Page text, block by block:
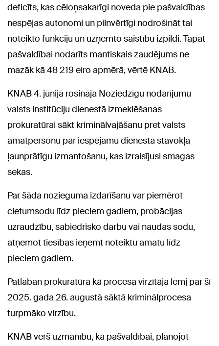
deficīts, kas cēloņsakarīgi noveda pie pašvaldības
nespējas autonomi un pilnvērtīgi nodrošināt tai
noteikto funkciju un uzņemto saistību izpildi. Tāpat
pašvaldībai nodarīts mantiskais zaudējums ne
mazāk kā 48 219 eiro apmērā, vērtē KNAB.
KNAB 4. jūnijā rosināja Noziedzīgu nodarījumu
valsts institūciju dienestā izmeklēšanas
prokuratūrai sākt kriminālvajāšanu pret valsts
amatpersonu par iespējamu dienesta stāvokļa
ļaunprātīgu izmantošanu, kas izraisījusi smagas
sekas.
Par šāda nozieguma izdarīšanu var piemērot
cietumsodu līdz pieciem gadiem, probācijas
uzraudzību, sabiedrisko darbu vai naudas sodu,
atņemot tiesības ieņemt noteiktu amatu līdz
pieciem gadiem.
Patlaban prokuratūra kā procesa virzītāja lemj par šī
2025. gada 26. augustā sāktā kriminālprocesa
turpmāko virzību.
KNAB vērš uzmanību, ka pašvaldībai, plānojot